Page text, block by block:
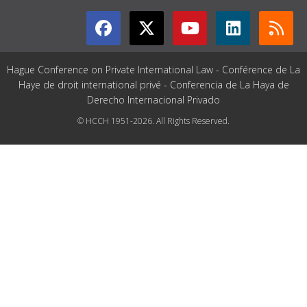
Hague Conference on Private International Law - Conférence de La
Haye de droit international privé - Conferencia de La Haya de
Derecho Internacional Privado
© HCCH 1951-2026. All Rights Reserved.